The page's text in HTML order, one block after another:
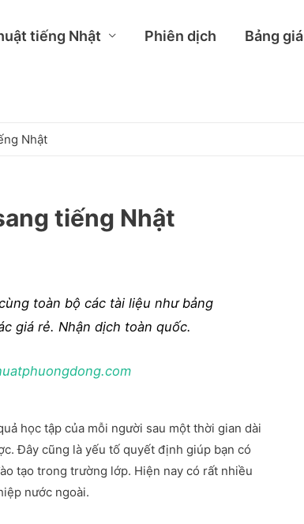
tiếng Nhật Phiên dịch Bảng giá
Nhật
tiếng Nhật
toàn bộ các tài liệu như bảng
giá rẻ. Nhận dịch toàn quốc.
học tập của mỗi người sau một thời gian dài
Đây cũng là yếu tố quyết định giúp bạn có
tạo trong trường lớp. Hiện nay có rất nhiều
nước ngoài.